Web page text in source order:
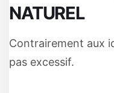
NATUREL
Contrairement aux
pas excessif.